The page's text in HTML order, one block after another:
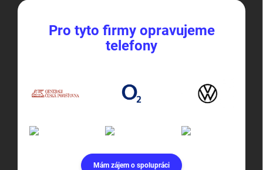
Pro tyto firmy opravujeme
telefony
Mám zájem o spolupráci